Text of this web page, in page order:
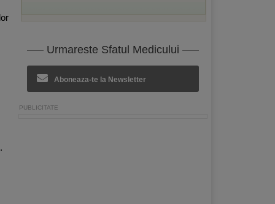
Urmareste Sfatul Medicului
Aboneaza-te la Newsletter